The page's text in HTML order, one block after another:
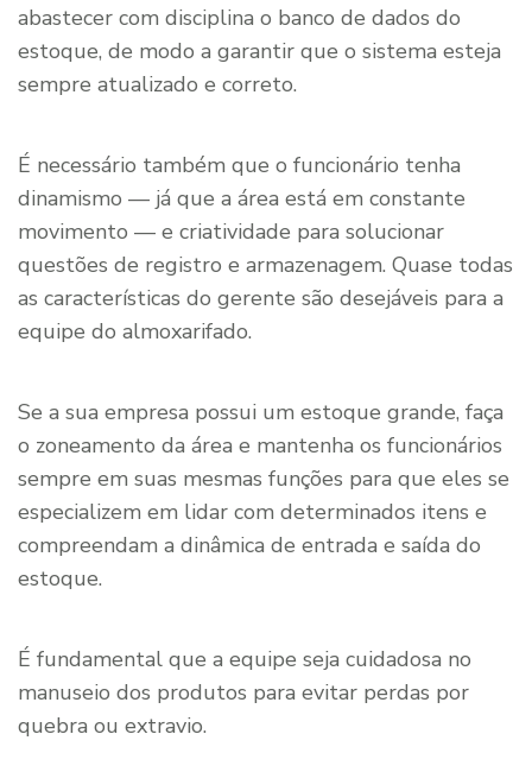
abastecer com disciplina o banco de dados do
estoque, de modo a garantir que o sistema esteja
sempre atualizado e correto.
É necessário também que o funcionário tenha
dinamismo — já que a área está em constante
movimento — e criatividade para solucionar
questões de registro e armazenagem. Quase todas
as características do gerente são desejáveis para a
equipe do almoxarifado.
Se a sua empresa possui um estoque grande, faça
o zoneamento da área e mantenha os funcionários
sempre em suas mesmas funções para que eles se
especializem em lidar com determinados itens e
compreendam a dinâmica de entrada e saída do
estoque.
É fundamental que a equipe seja cuidadosa no
manuseio dos produtos para evitar perdas por
quebra ou extravio.